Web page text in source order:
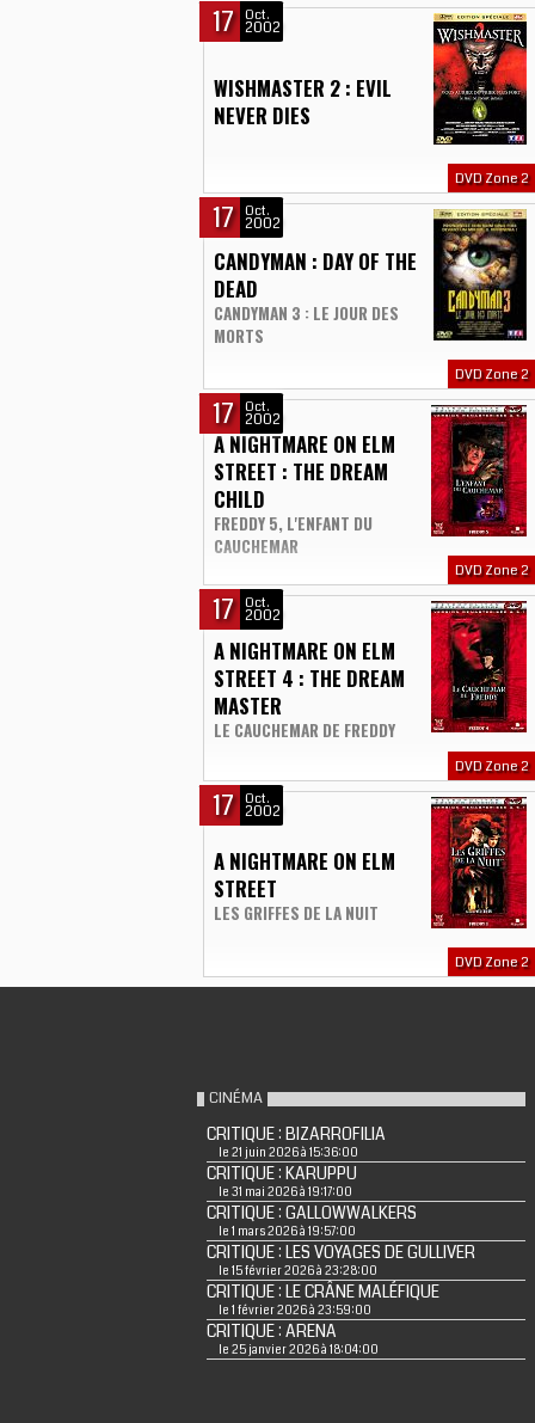
17 Oct.
2002
WISHMASTER 2 : EVIL
NEVER DIES
DVD Zone 2
17 Oct.
2002
CANDYMAN : DAY OF THE
DEAD
CANDYMAN 3 : LE JOUR DES
MORTS
DVD Zone 2
17 Oct.
2002
A NIGHTMARE ON ELM
STREET : THE DREAM
CHILD
FREDDY 5, L'ENFANT DU
CAUCHEMAR
DVD Zone 2
17 Oct.
2002
A NIGHTMARE ON ELM
STREET 4 : THE DREAM
MASTER
LE CAUCHEMAR DE FREDDY
DVD Zone 2
17 Oct.
2002
A NIGHTMARE ON ELM
STREET
LES GRIFFES DE LA NUIT
DVD Zone 2
CINÉMA
CRITIQUE : BIZARROFILIA
le 21 juin 2026 à 15:36:00
CRITIQUE : KARUPPU
le 31 mai 2026 à 19:17:00
CRITIQUE : GALLOWWALKERS
le 1 mars 2026 à 19:57:00
CRITIQUE : LES VOYAGES DE GULLIVER
le 15 février 2026 à 23:28:00
CRITIQUE : LE CRÂNE MALÉFIQUE
le 1 février 2026 à 23:59:00
CRITIQUE : ARENA
le 25 janvier 2026 à 18:04:00